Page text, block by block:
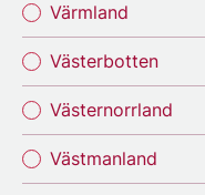
Värmland
Västerbotten
Västernorrland
Västmanland